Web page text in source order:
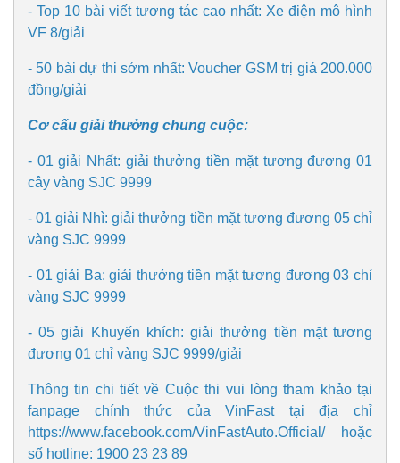
Chứng khoán
- Top 10 bài viết tương tác cao nhất: Xe điện mô hình
VF 8/giải
- 50 bài dự thi sớm nhất: Voucher GSM trị giá 200.000
đồng/giải
Cơ cấu giải thưởng chung cuộc:
- 01 giải Nhất: giải thưởng tiền mặt tương đương 01
cây vàng SJC 9999
- 01 giải Nhì: giải thưởng tiền mặt tương đương 05 chỉ
vàng SJC 9999
- 01 giải Ba: giải thưởng tiền mặt tương đương 03 chỉ
vàng SJC 9999
- 05 giải Khuyến khích: giải thưởng tiền mặt tương
đương 01 chỉ vàng SJC 9999/giải
Thông tin chi tiết về Cuộc thi vui lòng tham khảo tại
fanpage chính thức của VinFast tại địa chỉ
https://www.facebook.com/VinFastAuto.Official/ hoặc
số hotline: 1900 23 23 89